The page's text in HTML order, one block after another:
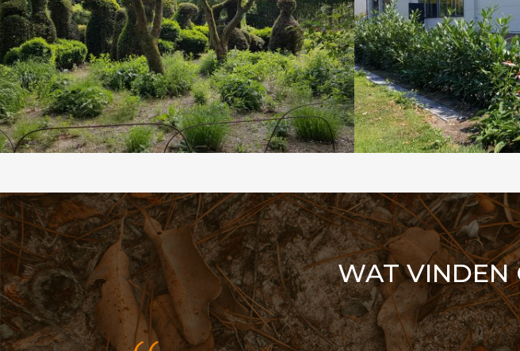
de
Bij Aart Camperinbouw in Heino doen wij periodiek het
totale tuinonderhoud. Wij hebben ook mogen…
DETAILS BEKIJKEN
WAT VINDEN